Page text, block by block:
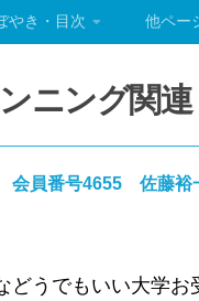
やき・目次 他ペー
ニング関連
会員番号4655 佐藤裕
うでもいい大学お